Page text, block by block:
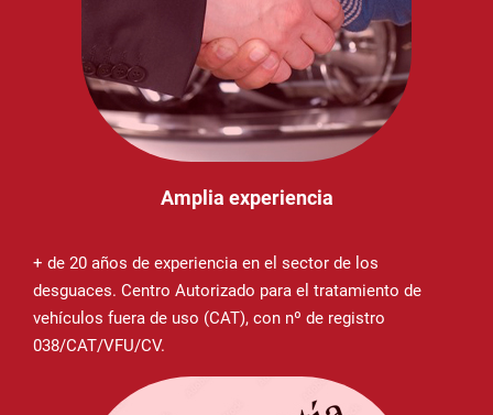
Amplia experiencia
+ de 20 años de experiencia en el sector de los
desguaces. Centro Autorizado para el tratamiento de
vehículos fuera de uso (CAT), con nº de registro
038/CAT/VFU/CV.